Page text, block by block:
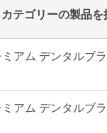
テゴリーの製品を
アム デンタルブ
アム デンタルブ